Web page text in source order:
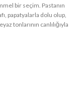
bir seçim. Pastanın
papatyalarla dolu olup,
tonlarının canlılığıyla